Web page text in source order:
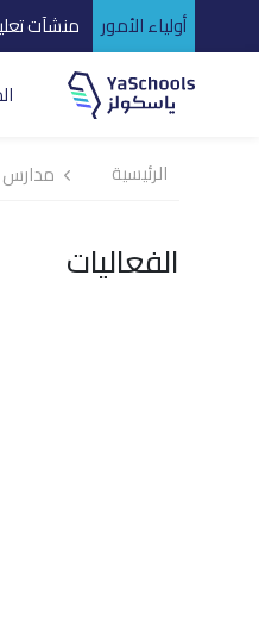
أولياء الأمور منشآت
الرئيسية مدارس
الفعاليات